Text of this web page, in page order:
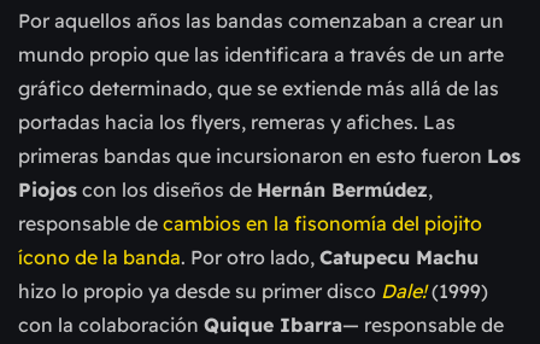
Por aquellos años las bandas comenzaban a crear un
mundo propio que las identificara a través de un arte
gráfico determinado, que se extiende más allá de las
portadas hacia los flyers, remeras y afiches. Las
primeras bandas que incursionaron en esto fueron Los
Piojos con los diseños de Hernán Bermúdez,
responsable de cambios en la fisonomía del piojito
ícono de la banda. Por otro lado, Catupecu Machu
hizo lo propio ya desde su primer disco Dale!(1999)
con la colaboración Quique Ibarra— responsable de